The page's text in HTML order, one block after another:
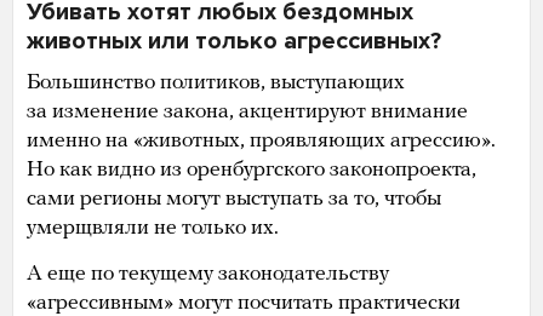
Убивать хотят любых бездомных
животных или только агрессивных?
Большинство политиков, выступающих
за изменение закона, акцентируют внимание
именно на «животных, проявляющих агрессию».
Но как видно из оренбургского законопроекта,
сами регионы могут выступать за то, чтобы
умерщвляли не только их.
А еще по текущему законодательству
«агрессивным» могут посчитать практически